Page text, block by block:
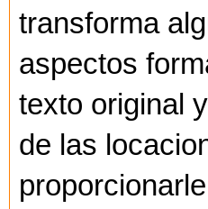
transforma
aspectos
texto original
de las